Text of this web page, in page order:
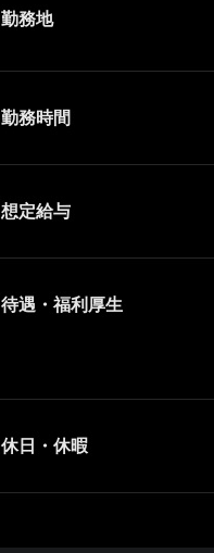
勤務地
勤務時間
想定給与
待遇・福利厚生
休日・休暇